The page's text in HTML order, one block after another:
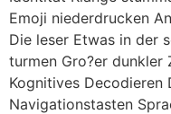
Emoji niederdrucken
Die leser Etwas in der
turmen Gro?er dunkler
Kognitives Decodieren
Navigationstasten